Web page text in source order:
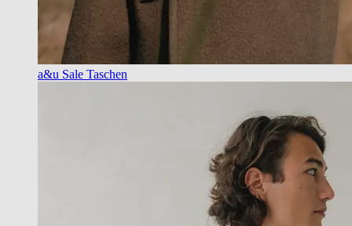
a&u Sale Taschen